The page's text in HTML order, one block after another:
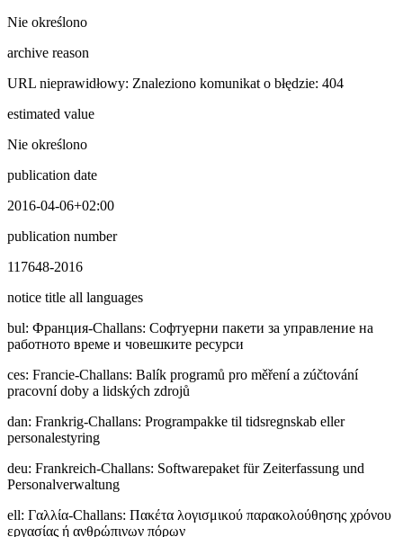
Nie określono
archive reason
URL nieprawidłowy: Znaleziono komunikat o błędzie: 404
estimated value
Nie określono
publication date
2016-04-06+02:00
publication number
117648-2016
notice title all languages
bul: Фpaнция-Challans: Софтуерни пакети за управление на
работното време и човешките ресурси
ces: Francie-Challans: Balík programů pro měření a zúčtování
pracovní doby a lidských zdrojů
dan: Frankrig-Challans: Programpakke til tidsregnskab eller
personalestyring
deu: Frankreich-Challans: Softwarepaket für Zeiterfassung und
Personalverwaltung
ell: Γαλλία-Challans: Πακέτα λογισμικού παρακολούθησης χρόνου
εργασίας ή ανθρώπινων πόρων